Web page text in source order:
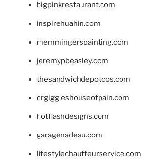
bigpinkrestaurant.com
inspirehuahin.com
memmingerspainting.com
jeremypbeasley.com
thesandwichdepotcos.com
drgiggleshouseofpain.com
hotflashdesigns.com
garagenadeau.com
lifestylechauffeurservice.com